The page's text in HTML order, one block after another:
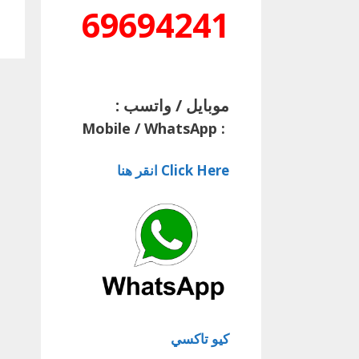
69694241
موبايل / واتسب :
:
Mobile / WhatsApp
Click Here انقر هنا
كيو تاكسي